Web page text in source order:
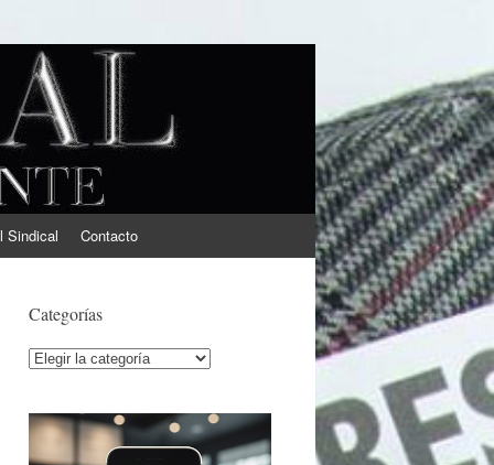
Sindical Contacto
Categorías
Categorías